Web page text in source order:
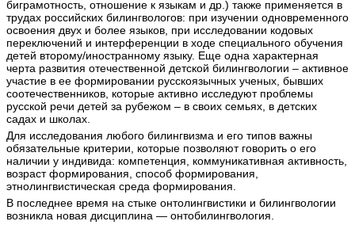
биграмотность, отношение к языкам и др.) также применяется в
трудах российских билингвологов: при изучении одновременного
освоения двух и более языков, при исследовании кодовых
переключений и интерференции в ходе специального обучения
детей второму/иностранному языку. Еще одна характерная
черта развития отечественной детской билингвологии – активное
участие в ее формировании русскоязычных ученых, бывших
соотечественников, которые активно исследуют проблемы
русской речи детей за рубежом – в своих семьях, в детских
садах и школах.
Для исследования любого билингвизма и его типов важны
обязательные критерии, которые позволяют говорить о его
наличии у индивида: компетенция, коммуникативная активность,
возраст формирования, способ формирования,
этнолингвистическая среда формирования.
В последнее время на стыке онтолингвистики и билингвологии
возникла новая дисциплина — онтобилингвология.